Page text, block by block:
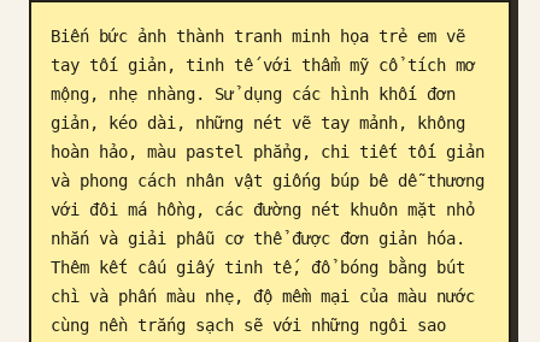
Blog
Cập nhật
Biến bức ảnh thành tranh minh họa trẻ em vẽ
tay tối giản, tinh tế với thẩm mỹ cổ tích mơ
mộng, nhẹ nhàng. Sử dụng các hình khối đơn
giản, kéo dài, những nét vẽ tay mảnh, không
hoàn hảo, màu pastel phẳng, chi tiết tối giản
và phong cách nhân vật giống búp bê dễ thương
với đôi má hồng, các đường nét khuôn mặt nhỏ
nhắn và giải phẫu cơ thể được đơn giản hóa.
Thêm kết cấu giấy tinh tế, đổ bóng bằng bút
chì và phấn màu nhẹ, độ mềm mại của màu nước
cùng nền trắng sạch sẽ với những ngôi sao